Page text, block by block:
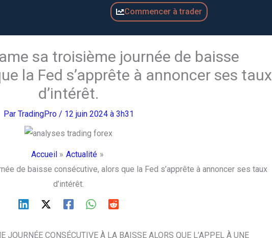
Commencer à trader
sa troisième journée de baisse
la Fed s’apprête à annoncer ses taux
d’intérêt.
Par TradingPro / 12 juin 2024 à 3h31
Accueil
Actualité
de baisse consécutive, alors que la Fed s’apprête à annoncer ses taux
d’intérêt.
JOURNÉE CONSÉCUTIVE À LA BAISSE ALORS QUE L’APPEL À UNE